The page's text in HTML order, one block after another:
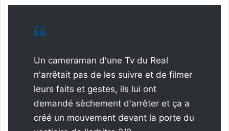
Un cameraman d'une Tv du Real
n'arrêtait pas de les suivre et de filmer
leurs faits et gestes, ils lui ont
demandé sèchement d'arrêter et ça a
créé un mouvement devant la porte du